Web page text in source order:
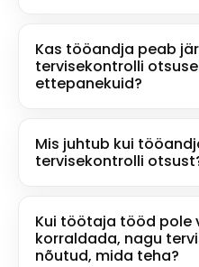
Kas tööandja peab
tervisekontrolli
ettepanekuid?
Mis juhtub kui
tervisekontrolli
Kui töötaja tööd pole
korraldada, nagu
nõutud, mida teha?